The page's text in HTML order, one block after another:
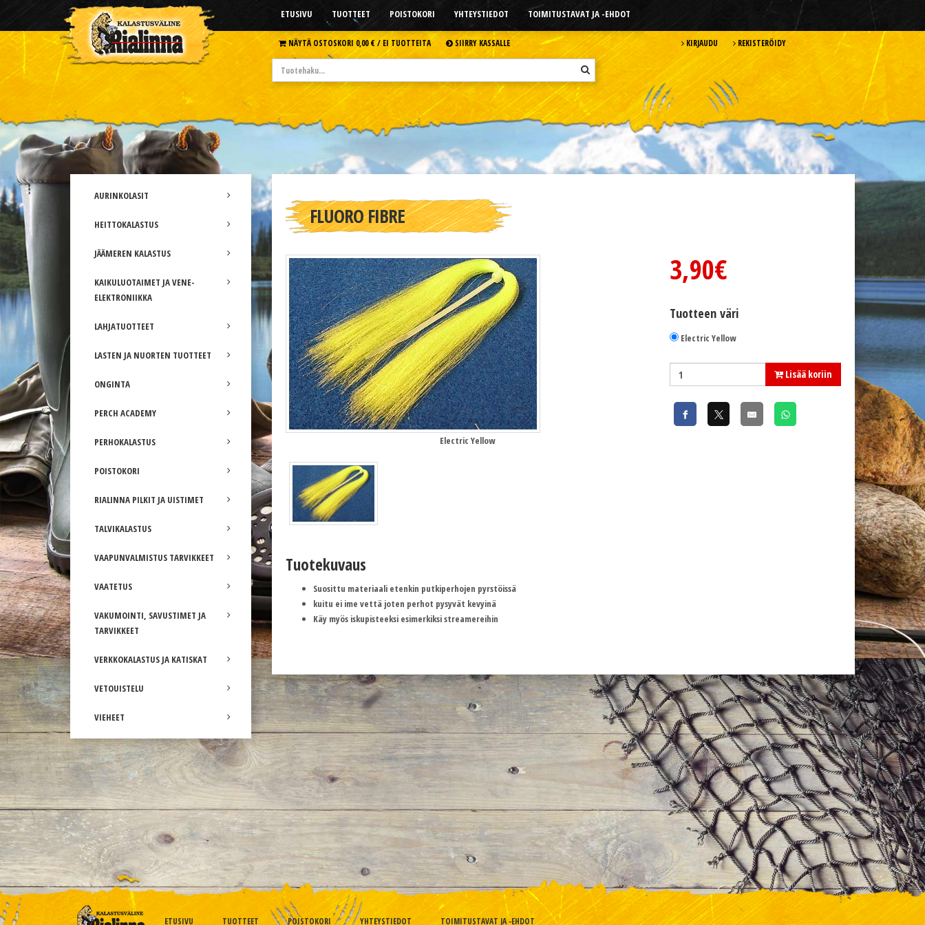
ETUSIVU TUOTTEET POISTOKORI YHTEYSTIEDOT TOIMITUSTAVAT JA -EHDOT
NÄYTÄ OSTOSKORI 0,00 € /EI TUOTTEITA SIIRRY KASSALLE KIRJAUDU REKISTERÖIDY
AURINKOLASIT
HEITTOKALASTUS
JÄÄMEREN KALASTUS
KAIKULUOTAIMET JA VENE-
ELEKTRONIIKKA
LAHJATUOTTEET
LASTEN JA NUORTEN TUOTTEET
ONGINTA
PERCH ACADEMY
PERHOKALASTUS
POISTOKORI
RIALINNA PILKIT JA UISTIMET
TALVIKALASTUS
VAAPUNVALMISTUS TARVIKKEET
VAATETUS
VAKUMOINTI, SAVUSTIMET JA
TARVIKKEET
VERKKOKALASTUS JA KATISKAT
VETOUISTELU
VIEHEET
FLUORO FIBRE
Electric Yellow Electric Yellow Electric Yellow
3,90€
Tuotteen väri
Electric Yellow
Lisää koriin
Tuotekuvaus
Suosittu materiaali etenkin putkiperhojen pyrstöissä
kuitu ei ime vettä joten perhot pysyvät kevyinä
Käy myös iskupisteeksi esimerkiksi streamereihin
ETUSIVU TUOTTEET POISTOKORI YHTEYSTIEDOT TOIMITUSTAVAT JA -EHDOT